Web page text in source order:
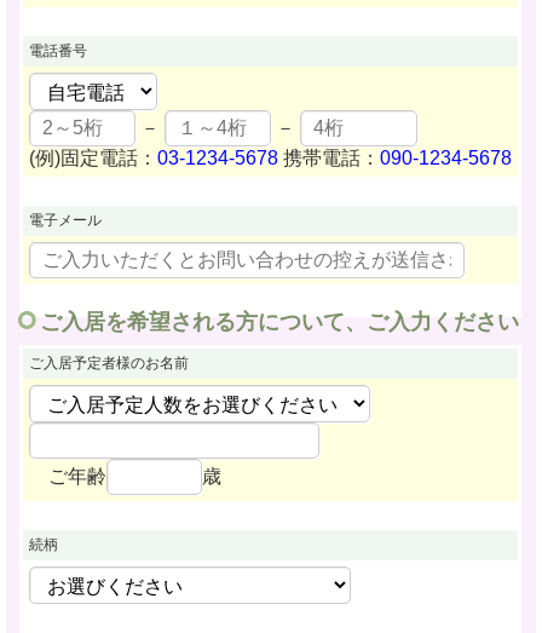
電話番号
－
－
(例)固定電話：03-1234-5678 携帯電話：090-1234-5678
電子メール
ご入居を希望される方について、ご入力ください
ご入居予定者様のお名前
ご年齢 歳
続柄